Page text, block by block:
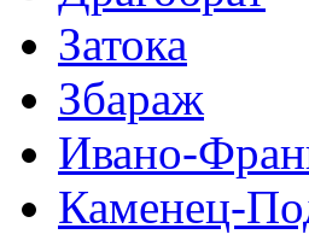
Затока
Збараж
Ивано-
Каменец-